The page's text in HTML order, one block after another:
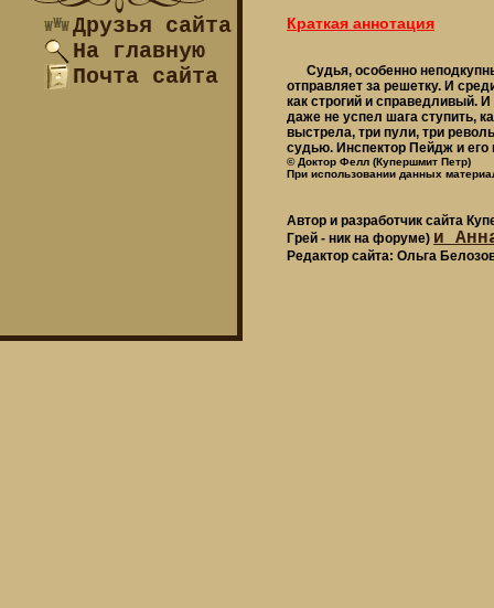
Друзья сайта
На главную
Почта сайта
Краткая аннотация
Судья, особенно
отправляет за решетку. И
как строгий и справедливый.
даже не успел шага ступить,
выстрела, три пули, три
судью. Инспектор Пейдж и его
© Доктор Фелл (Купершмит Петр)
При использовании данных
Автор и разработчик сайта
Грей - ник на форуме) и
Редактор сайта: Ольга